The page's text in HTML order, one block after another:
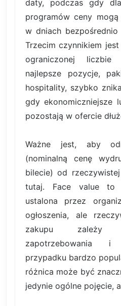
daty, podczas gdy
programów ceny
w dniach
Trzecim czynnikiem
ograniczonej
najlepsze pozycje,
hospitality, szybko
gdy ekonomiczniejsze
pozostają w ofercie
Ważne jest, aby
(nominalną cenę
bilecie) od
tutaj. Face value to
ustalona przez
ogłoszenia, ale
zakupu zależy
zapotrzebowania
przypadku bardzo
różnica może być
jedynie ogólne pojęcie,